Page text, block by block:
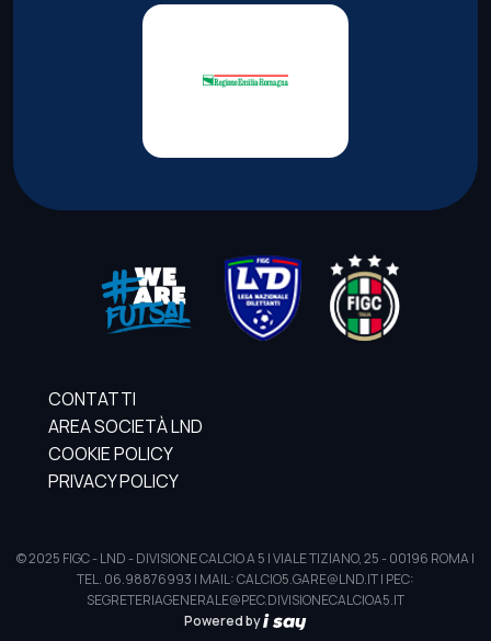
CONTATTI
AREA SOCIETÀ LND
COOKIE POLICY
PRIVACY POLICY
© 2025 FIGC - LND - DIVISIONE CALCIO A 5 | VIALE TIZIANO, 25 - 00196 ROMA |
TEL. 06.98876993 | MAIL: CALCIO5.GARE@LND.IT | PEC:
SEGRETERIAGENERALE@PEC.DIVISIONECALCIOA5.IT
Powered by